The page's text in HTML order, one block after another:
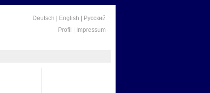
Deutsch English
Русский
Profil
Impressum